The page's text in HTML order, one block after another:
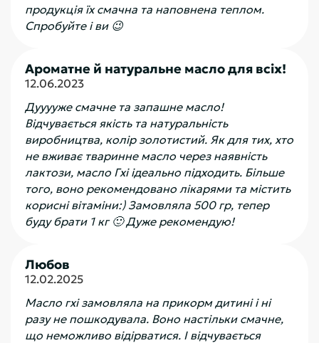
продукція їх смачна та наповнена теплом.
Спробуйте і ви 😉
Ароматне й натуральне масло для всіх!
12.06.2023
Дууууже смачне та запашне масло!
Відчувається якість та натуральність
виробництва, колір золотистий. Як для тих, хто
не вживає тваринне масло через наявність
лактози, масло Гхі ідеально підходить. Більше
того, воно рекомендовано лікарями та містить
корисні вітаміни:) Замовляла 500 гр, тепер
буду брати 1 кг 🙂 Дуже рекомендую!
Любов
12.02.2025
Масло гхі замовляла на прикорм дитині і ні
разу не пошкодувала. Воно настільки смачне,
що неможливо відірватися. І відчувається